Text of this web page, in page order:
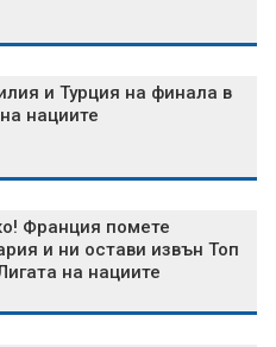
и Турция на финала в
нациите
Франция помете
и ни остави извън Топ
на нациите